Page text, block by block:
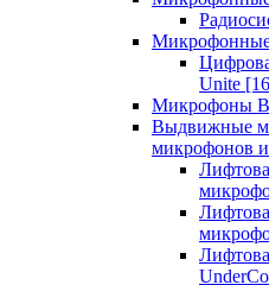
Unite
Микрофоны
Выдвижные
микрофонов и